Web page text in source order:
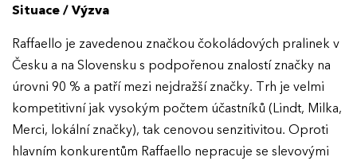
Situace / Výzva
Raffaello je zavedenou značkou čokoládových pralinek v
Česku a na Slovensku s podpořenou znalostí značky na
úrovni 90 % a patří mezi nejdražší značky. Trh je velmi
kompetitivní jak vysokým počtem účastníků (Lindt, Milka,
Merci, lokální značky), tak cenovou senzitivitou. Oproti
hlavním konkurentům Raffaello nepracuje se slevovými